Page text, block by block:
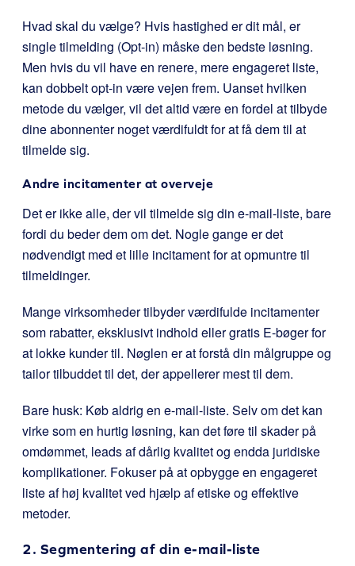
Hvad skal du vælge? Hvis hastighed er dit mål, er
single tilmelding (Opt-in) måske den bedste løsning.
Men hvis du vil have en renere, mere engageret liste,
kan dobbelt opt-in være vejen frem. Uanset hvilken
metode du vælger, vil det altid være en fordel at tilbyde
dine abonnenter noget værdifuldt for at få dem til at
tilmelde sig.
Andre incitamenter at overveje
Det er ikke alle, der vil tilmelde sig din e-mail-liste, bare
fordi du beder dem om det. Nogle gange er det
nødvendigt med et lille incitament for at opmuntre til
tilmeldinger.
Mange virksomheder tilbyder værdifulde incitamenter
som rabatter, eksklusivt indhold eller gratis E-bøger for
at lokke kunder til. Nøglen er at forstå din målgruppe og
tailor tilbuddet til det, der appellerer mest til dem.
Bare husk: Køb aldrig en e-mail-liste. Selv om det kan
virke som en hurtig løsning, kan det føre til skader på
omdømmet, leads af dårlig kvalitet og endda juridiske
komplikationer. Fokuser på at opbygge en engageret
liste af høj kvalitet ved hjælp af etiske og effektive
metoder.
2. Segmentering af din e-mail-liste